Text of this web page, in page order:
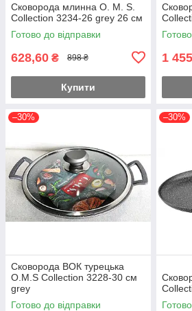
Сковорода млинна O. M. S.
Collection 3234-26 grey 26 см
Готово до відправки
628,60 ₴ 898 ₴
Купити
1
–30%
Сковорода ВОК турецька
O.M.S Collection 3228-30 см
grey
Готово до відправки
–30%